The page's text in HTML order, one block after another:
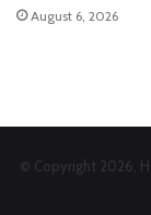
August 6, 2026
© Copyright 2026,